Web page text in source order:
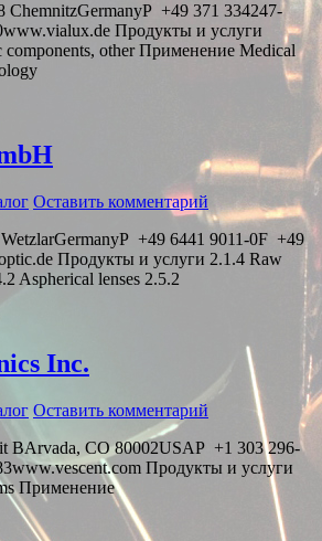
ChemnitzGermanyP +49 371 334247-
Продукты и услуги
components, other Применение Medical
Оставить комментарий
+49 6441 9011-0F +49
Продукты и услуги 2.1.4 Raw
Aspherical lenses 2.5.2
Inc.
Оставить комментарий
BArvada, CO 80002USAP +1 303 296-
Продукты и услуги
Применение